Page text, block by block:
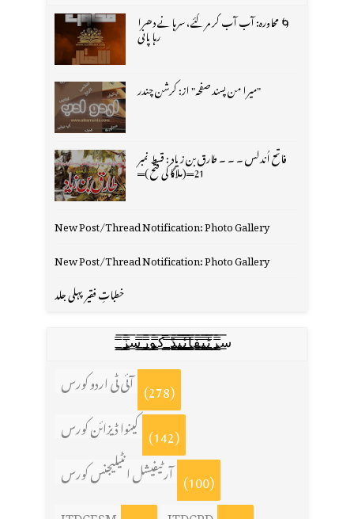
🌀 محاورہ: آب آب کر مر گئے، سرہانے دھرا
رہا پانی
"میرا من پسند صفحہ" از: کرشن چندر
فاتح اُندلس ۔ ۔ ۔ طارق بن زیاد : قسط نمبر
21═(ملاگا کی فتح )═
New Post/Thread Notification: Photo Gallery
New Post/Thread Notification: Photo Gallery
خطباتِ فقیر پہلی جلد
س̳̿͟͞ر̳̿͟͞ٹ̳̿͟͞ی̳̿͟͞ف̳̿͟͞ا̳̿͟͞ي̳̳̿ٔ̿͟͟͞͞ی̳̿͟͞ڈ̳̿͟͞ ̳̿͟͞ک̳̿͟͞و̳̿͟͞ر̳̿͟͞س̳̿͟͞ز̳̿͟͞
آئی ٹی اردو کورس (278)
کینوا ڈیزائن کورس (142)
آرٹیفیشل انٹیلیجنس کورس (100)